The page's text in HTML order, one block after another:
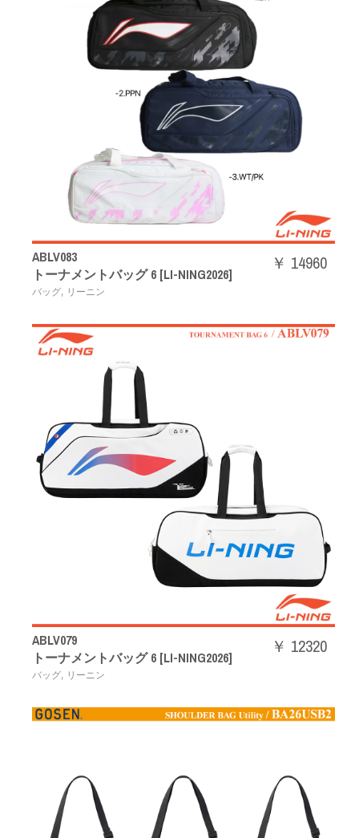
ABLV083
トーナメントバッグ 6 [LI-NING2026]
バッグ, リーニン
￥ 14960
ABLV079
トーナメントバッグ 6 [LI-NING2026]
バッグ, リーニン
￥ 12320